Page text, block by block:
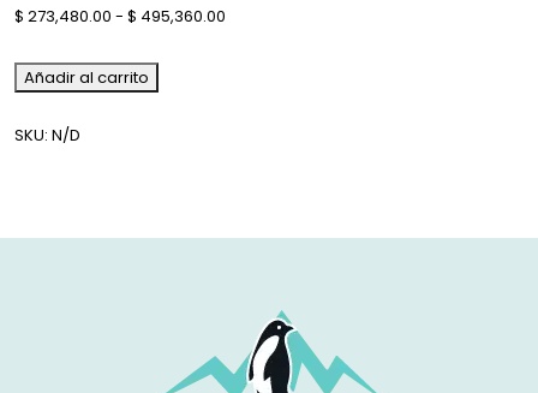
$ 273,480.00 - $ 495,360.00
Añadir al carrito
SKU: N/D